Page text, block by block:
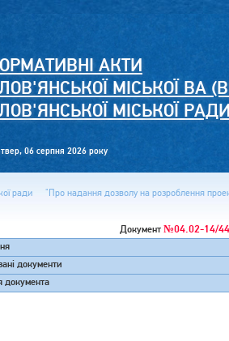
АКТИ
МІСЬКОЇ ВА
МІСЬКОЇ
06 серпня 2026 року
ради "Про надання дозволу на розроблення
Документ№04.02-14/
документи
документа